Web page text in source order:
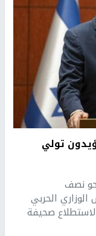
تولي
نصف
الوزاري الحربي
صحيفة